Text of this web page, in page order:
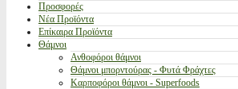
Προσφορές
Νέα Προϊόντα
Επίκαιρα Προϊόντα
Θάμνοι
Ανθοφόροι θάμνοι
Θάμνοι μπορντούρας - Φυτά Φράχτες
Καρποφόροι θάμνοι - Superfoods